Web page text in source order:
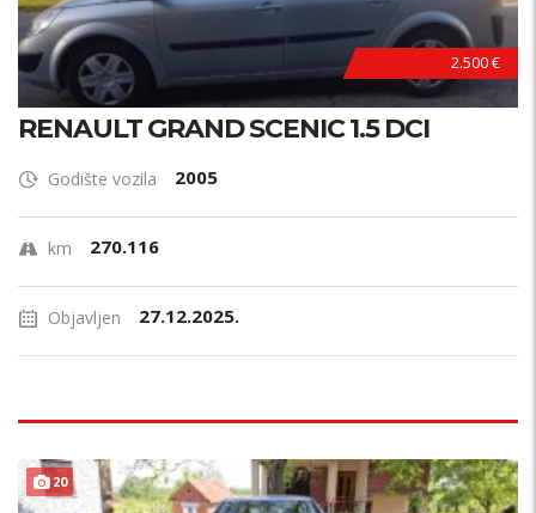
2.500 €
RENAULT GRAND SCENIC 1.5 DCI
Godište vozila 2005
km 270.116
Objavljen 27.12.2025.
20